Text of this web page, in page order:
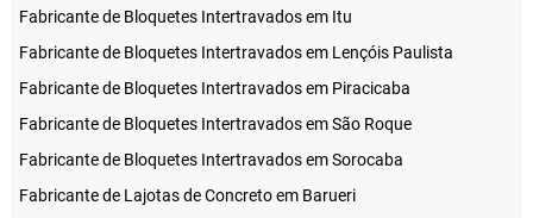
Fabricante de Bloquetes Intertravados em Itu
Fabricante de Bloquetes Intertravados em Lençóis Paulista
Fabricante de Bloquetes Intertravados em Piracicaba
Fabricante de Bloquetes Intertravados em São Roque
Fabricante de Bloquetes Intertravados em Sorocaba
Fabricante de Lajotas de Concreto em Barueri